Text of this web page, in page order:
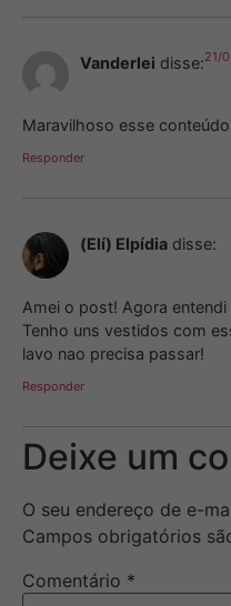
Vanderlei disse:21/
Maravilhoso esse
Responder
(Elí) Elpídia disse:
Amei o post! Agora
Tenho uns vestidos com
lavo nao precisa passar!
Responder
Deixe um
O seu endereço de e-
Campos obrigatórios
Comentário *